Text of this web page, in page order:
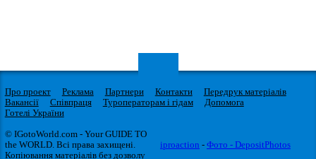
Про проект Реклама Партнери Контакти
Передрук матеріалів
Вакансії
Співпраця Туроператорам і гідам
Допомога
Готелі України
© IGotoWorld.com - Your GUIDE TO
the WORLD. Всі права захищені.
Копіювання матеріалів без дозволу
iproaction - Фото - DepositPhotos